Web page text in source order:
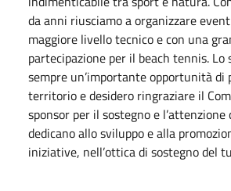
da anni riusciamo a organizzare
maggiore livello tecnico e con una
partecipazione per il beach tennis.
sempre un’importante opportunità di
territorio e desidero ringraziare il
sponsor per il sostegno e
dedicano allo sviluppo e alla
iniziative, nell’ottica di sostegno del